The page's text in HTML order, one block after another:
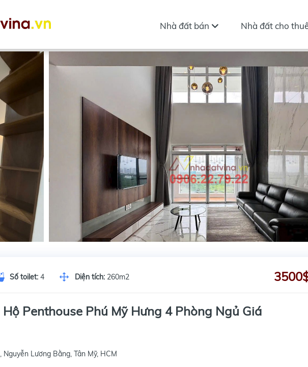
Nhà đất bán Nhà đất cho
Số toilet: 4 Diện tích: 260m2
Hộ Penthouse Phú Mỹ Hưng 4 Phòng Ngủ Giá
Nguyễn Lương Bằng, Tân Mỹ, HCM